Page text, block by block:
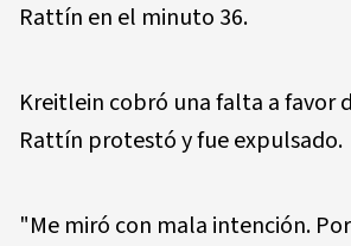
Rattín en el minuto 36.
Kreitlein cobró una falta a favor
Rattín protestó y fue expulsado.
"Me miró con mala intención.